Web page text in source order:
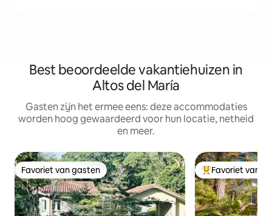
Best beoordeelde vakantiehuizen in
Altos del María
Gasten zijn het ermee eens: deze accommodaties
worden hoog gewaardeerd voor hun locatie, netheid
en meer.
Favoriet van gasten
Favoriet van gasten Topfavoriet van
Favoriet van